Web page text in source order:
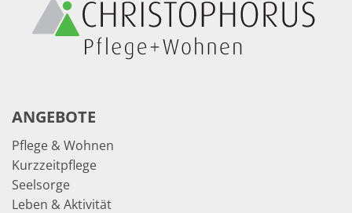
ANGEBOTE
Pflege & Wohnen
Kurzzeitpflege
Seelsorge
Leben & Aktivität